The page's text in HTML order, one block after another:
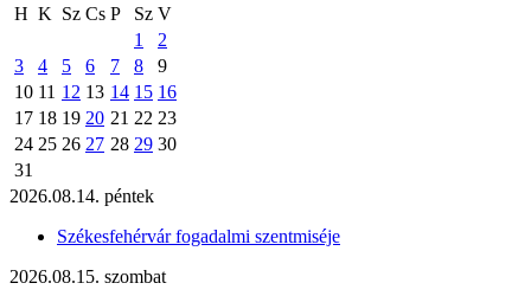
H K Sz Cs P Sz V
1
2
3
4 5 6 7 8
9
10 11 12 13 14 15 16
17 18 19 20 21 22 23
24 25 26 27 28 29 30
31
2026.08.14. péntek
Székesfehérvár fogadalmi szentmiséje
2026.08.15. szombat